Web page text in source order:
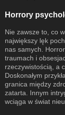
Horrory
Nie zawsze to, co
największy lęk
nas samych.
traumach i
rzeczywistością, a
Doskonałym
granica między
zatarta. Innym
wciąga w świat